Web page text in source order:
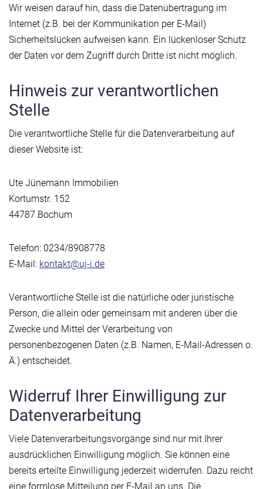
Wir weisen darauf hin, dass die Datenübertragung im
Internet (z.B. bei der Kommunikation per E-Mail)
Sicherheitslücken aufweisen kann. Ein lückenloser Schutz
der Daten vor dem Zugriff durch Dritte ist nicht möglich.
Hinweis zur verantwortlichen
Stelle
Die verantwortliche Stelle für die Datenverarbeitung auf
dieser Website ist:
Ute Jünemann Immobilien
Kortumstr. 152
44787 Bochum
Telefon: 0234/8908778
E-Mail: kontakt@uj-i.de
Verantwortliche Stelle ist die natürliche oder juristische
Person, die allein oder gemeinsam mit anderen über die
Zwecke und Mittel der Verarbeitung von
personenbezogenen Daten (z.B. Namen, E-Mail-Adressen o.
Ä.) entscheidet.
Widerruf Ihrer Einwilligung zur
Datenverarbeitung
Viele Datenverarbeitungsvorgänge sind nur mit Ihrer
ausdrücklichen Einwilligung möglich. Sie können eine
bereits erteilte Einwilligung jederzeit widerrufen. Dazu reicht
eine formlose Mitteilung per E-Mail an uns. Die